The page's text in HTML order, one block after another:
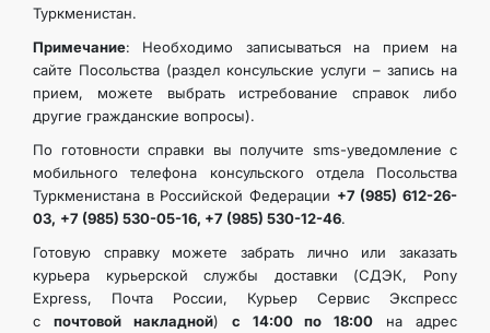
Туркменистан.
Примечание: Необходимо записываться на прием на
сайте Посольства (раздел консульские услуги – запись на
прием, можете выбрать истребование справок либо
другие гражданские вопросы).
По готовности справки вы получите sms-уведомление с
мобильного телефона консульского отдела Посольства
Туркменистана в Российской Федерации +7 (985) 612-26-
03, +7 (985) 530-05-16, +7 (985) 530-12-46.
Готовую справку можете забрать лично или заказать
курьера курьерской службы доставки (CДЭК, Pony
Express, Почта России, Курьер Сервис Экспресс
с почтовой накладной) с 14:00 по 18:00 на адрес